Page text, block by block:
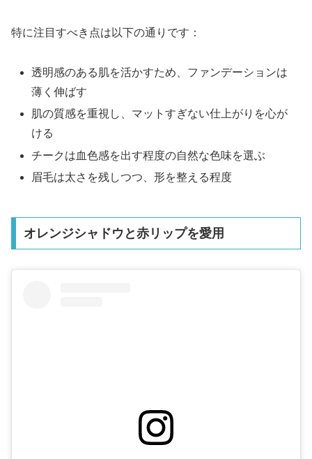
特に注目すべき点は以下の通りです：
透明感のある肌を活かすため、ファンデーションは
薄く伸ばす
肌の質感を重視し、マットすぎない仕上がりを心が
ける
チークは血色感を出す程度の自然な色味を選ぶ
眉毛は太さを残しつつ、形を整える程度
オレンジシャドウと赤リップを愛用